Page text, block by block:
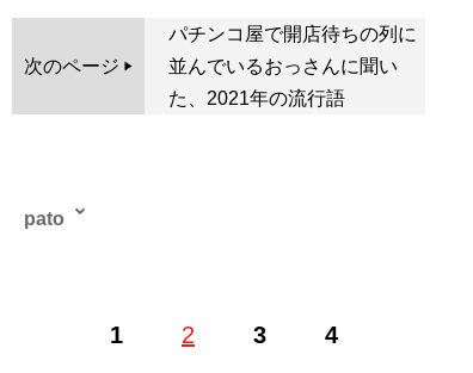
次のページ
パチンコ屋で開店待ちの列に
並んでいるおっさんに聞い
た、2021年の流行語
1 2 3 4
pato
表した悪質業者や援助交際女子高生と対峙する「対決シ